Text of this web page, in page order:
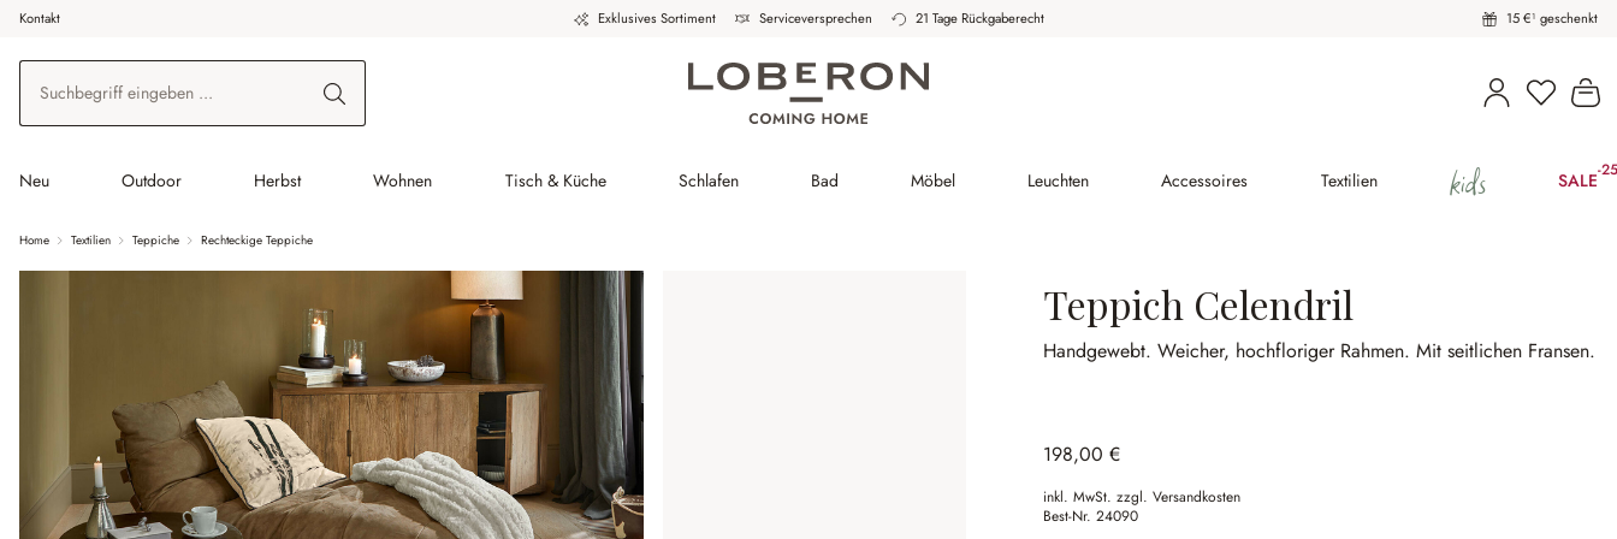
Hauptinhalt springen
Zur Suche springen
Zur Hauptnavigation springen
Kontakt Exklusives Sortiment Serviceversprechen 21 Tage Rückgaberecht 15 €¹ geschenkt
Neu Outdoor Herbst Wohnen Tisch & Küche Schlafen Bad Möbel Leuchten Accessoires Textilien kids SALE-
Home Textilien Teppiche Rechteckige Teppiche
Teppich Celendril
Handgewebt.Weicher, hochfloriger Rahmen.Mit seitlichen Fransen.
198,00 €
inkl. MwSt. zzgl. Versandkosten
Best-Nr.24090